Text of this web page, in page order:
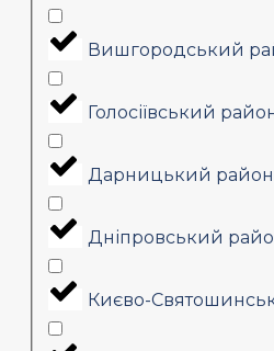
Вишгородський
Голосіївський
Дарницький район
Дніпровський
Києво-